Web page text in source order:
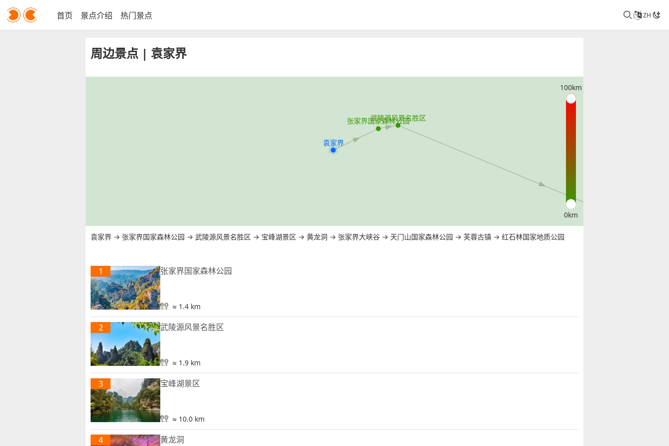
首页 景点介绍 热门景点 ZH
周边景点 | 袁家界
100km
0km
袁家界 → 张家界国家森林公园 → 武陵源风景名胜区 → 宝峰湖景区 → 黄龙洞 → 张家界大峡谷 → 天门山国家森林公园 → 芙蓉古镇 → 红石林国家地质公园
1 张家界国家森林公园
≈ 1.4 km
2 武陵源风景名胜区
≈ 1.9 km
3 宝峰湖景区
≈ 10.0 km
4 黄龙洞